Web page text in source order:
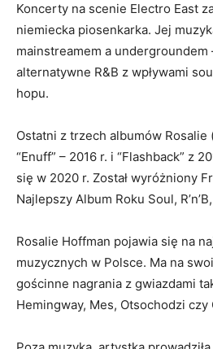
Koncerty na scenie Electro East
niemiecka piosenkarka. Jej
mainstreamem a undergroundem
alternatywne R&B z wpływami
hopu.
Ostatni z trzech albumów Rosalie
“Enuff” – 2016 r. i “Flashback” z
się w 2020 r. Został wyróżniony
Najlepszy Album Roku Soul,
Rosalie Hoffman pojawia się na
muzycznych w Polsce. Ma na
gościnne nagrania z gwiazdami
Hemingway, Mes, Otsochodzi czy